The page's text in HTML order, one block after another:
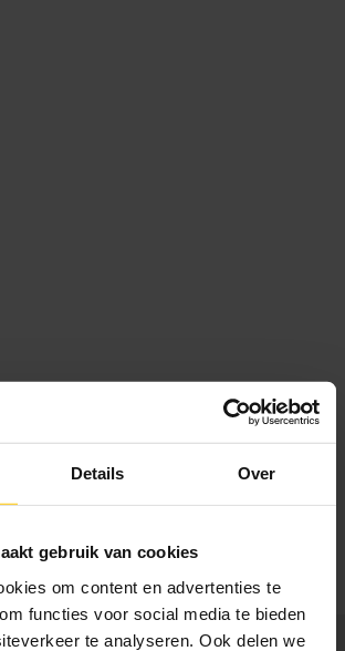
Details Over
gebruik van cookies
om content en advertenties te
functies voor social media te bieden
te analyseren. Ook delen we
sinds 1979. Wij hebben naast onze webshop,
nabij Zwolle.
vanaf €1750,- Snelle levertijden. Kies nu